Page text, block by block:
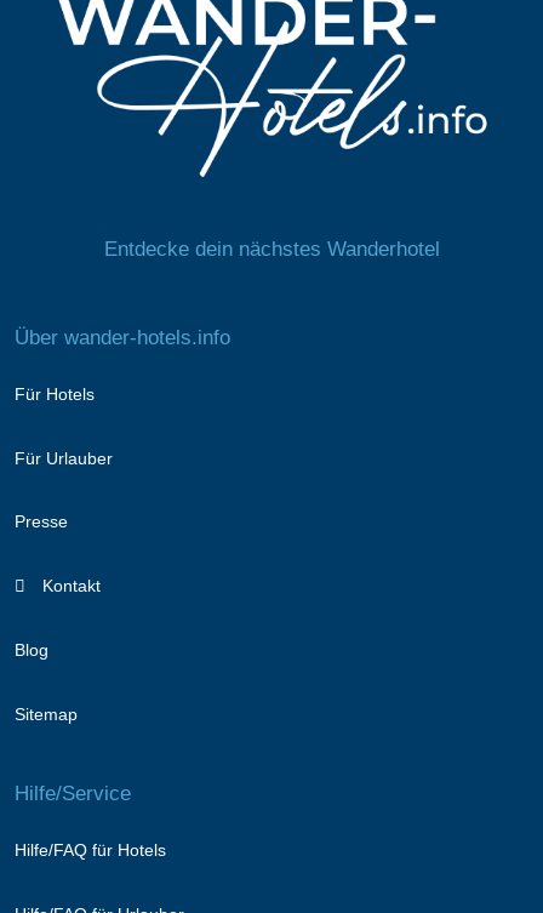
Entdecke dein nächstes Wanderhotel
Über wander-hotels.info
Für Hotels
Für Urlauber
Presse
Kontakt
Blog
Sitemap
Hilfe/Service
Hilfe/FAQ für Hotels